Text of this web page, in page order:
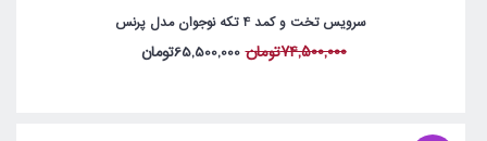
سرویس تخت و کمد 4 تکه نوجوان مدل پرنس
74,500,000تومان 65,500,000تومان